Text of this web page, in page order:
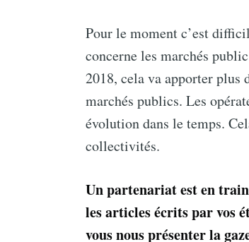
Pour le moment c’est
concerne les marchés
2018, cela va apporter plus
marchés publics. Les
évolution dans le temps.
collectivités.
Un partenariat est en
les articles écrits par vos
vous nous présenter la